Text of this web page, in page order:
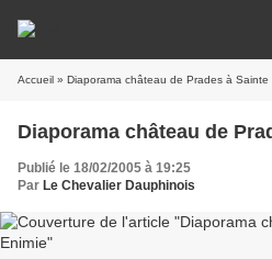
Accueil » Diaporama château de Prades à Sainte
Diaporama château de
Publié le 18/02/2005 à 19:25
Par Le Chevalier Dauphinois